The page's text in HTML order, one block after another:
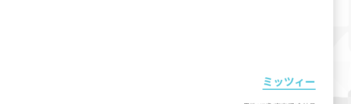
ミッツィー